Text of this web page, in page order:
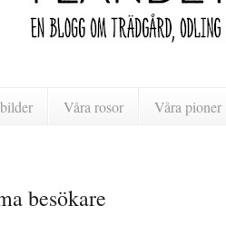
Våra rosor Våra pioner
besökare